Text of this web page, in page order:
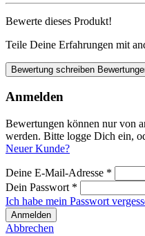
Bewerte dieses Produkt!
Teile Deine Erfahrungen mit
Bewertung schreiben
Anmelden
Bewertungen können nur von
werden. Bitte logge Dich ein,
Neuer Kunde?
Deine E-Mail-Adresse *
Dein Passwort *
Ich habe mein Passwort
Anmelden
Abbrechen